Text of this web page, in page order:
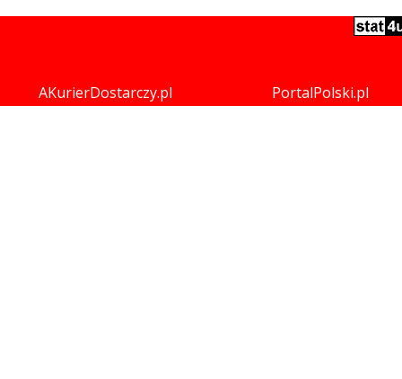
AKurierDostarczy.pl PortalPolski.pl